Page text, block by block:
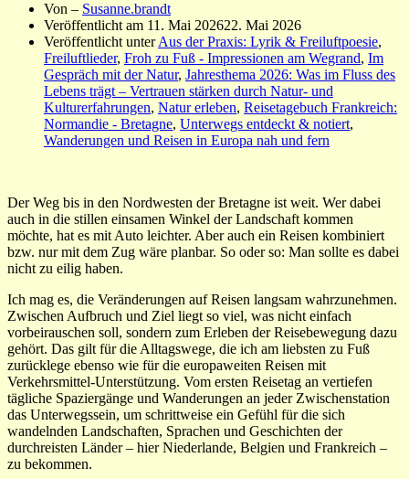
Von – Susanne.brandt
Veröffentlicht am 11. Mai 202622. Mai 2026
Veröffentlicht unterAus der Praxis: Lyrik & Freiluftpoesie,
Freiluftlieder, Froh zu Fuß - Impressionen am Wegrand, Im
Gespräch mit der Natur, Jahresthema 2026: Was im Fluss des
Lebens trägt – Vertrauen stärken durch Natur- und
Kulturerfahrungen, Natur erleben, Reisetagebuch Frankreich:
Normandie - Bretagne, Unterwegs entdeckt & notiert,
Wanderungen und Reisen in Europa nah und fern
Der Weg bis in den Nordwesten der Bretagne ist weit. Wer dabei
auch in die stillen einsamen Winkel der Landschaft kommen
möchte, hat es mit Auto leichter. Aber auch ein Reisen kombiniert
bzw. nur mit dem Zug wäre planbar. So oder so: Man sollte es dabei
nicht zu eilig haben.
Ich mag es, die Veränderungen auf Reisen langsam wahrzunehmen.
Zwischen Aufbruch und Ziel liegt so viel, was nicht einfach
vorbeirauschen soll, sondern zum Erleben der Reisebewegung dazu
gehört. Das gilt für die Alltagswege, die ich am liebsten zu Fuß
zurücklege ebenso wie für die europaweiten Reisen mit
Verkehrsmittel-Unterstützung. Vom ersten Reisetag an vertiefen
tägliche Spaziergänge und Wanderungen an jeder Zwischenstation
das Unterwegssein, um schrittweise ein Gefühl für die sich
wandelnden Landschaften, Sprachen und Geschichten der
durchreisten Länder – hier Niederlande, Belgien und Frankreich –
zu bekommen.